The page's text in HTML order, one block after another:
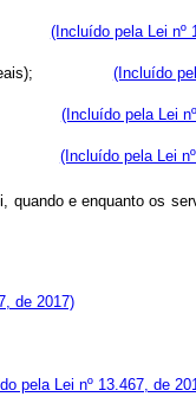
(Incluído pela Lei nº
mil reais); (Incluído
e (Incluído pela Lei
(Incluído pela Lei
quando e enquanto os
de 2017)
pela Lei nº 13.467, de